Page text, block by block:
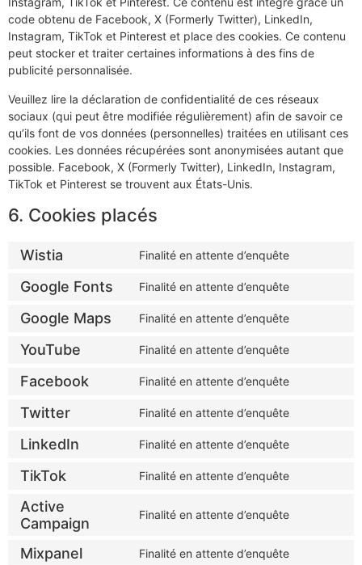
code obtenu de Facebook, X (Formerly Twitter), LinkedIn,
Instagram, TikTok et Pinterest et place des cookies. Ce contenu
peut stocker et traiter certaines informations à des fins de
publicité personnalisée.
Veuillez lire la déclaration de confidentialité de ces réseaux
sociaux (qui peut être modifiée régulièrement) afin de savoir ce
qu’ils font de vos données (personnelles) traitées en utilisant ces
cookies. Les données récupérées sont anonymisées autant que
possible. Facebook, X (Formerly Twitter), LinkedIn, Instagram,
TikTok et Pinterest se trouvent aux États-Unis.
6. Cookies placés
Wistia Finalité en attente d’enquête
Google Fonts Finalité en attente d’enquête
Google Maps Finalité en attente d’enquête
YouTube Finalité en attente d’enquête
Facebook Finalité en attente d’enquête
Twitter Finalité en attente d’enquête
LinkedIn Finalité en attente d’enquête
TikTok Finalité en attente d’enquête
Active
Campaign
Finalité en attente d’enquête
Mixpanel Finalité en attente d’enquête